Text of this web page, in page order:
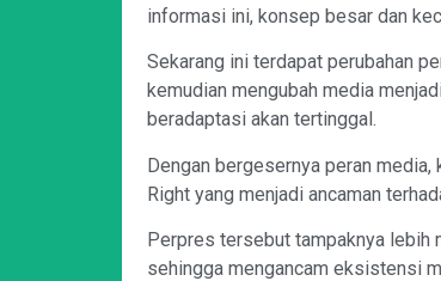
informasi ini, konsep besar dan
Sekarang ini terdapat perubahan
kemudian mengubah media
beradaptasi akan tertinggal.
Dengan bergesernya peran
Right yang menjadi ancaman
Perpres tersebut tampaknya lebih
sehingga mengancam eksistensi